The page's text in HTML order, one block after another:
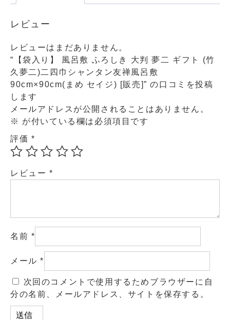
レビュー
レビューはまだありません。
“【袋入り】 風呂敷 ふろしき 大判 夢二 ギフト (竹
久夢二)二四巾シャンタン友禅風呂敷
90cm×90cm(まめ セイジ) [販売]” の口コミを投稿
します
メールアドレスが公開されることはありません。
※ が付いている欄は必須項目です
評価 *
レビュー *
名前 *
メール*
次回のコメントで使用するためブラウザーに自
分の名前、メールアドレス、サイトを保存する。